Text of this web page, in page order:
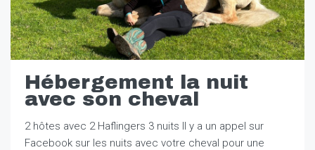
Hébergement la nuit
avec son cheval
2 hôtes avec 2 Haflingers 3 nuits Il y a un appel sur
Facebook sur les nuits avec votre cheval pour une